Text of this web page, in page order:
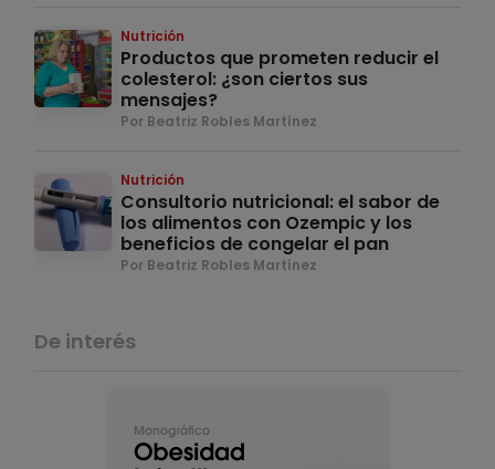
Nutrición
Productos que prometen reducir el
colesterol: ¿son ciertos sus
mensajes?
Por Beatriz Robles Martínez
Nutrición
Consultorio nutricional: el sabor de
los alimentos con Ozempic y los
beneficios de congelar el pan
Por Beatriz Robles Martínez
De interés